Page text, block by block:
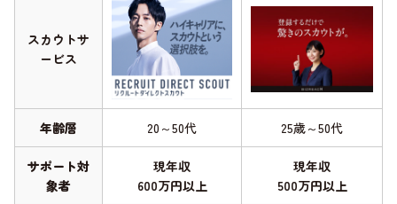
スカウトサ
ービス
年齢層 20～50代 25歳～50代
サポート対
象者
現年収
600万円以上
現年収
500万円以上